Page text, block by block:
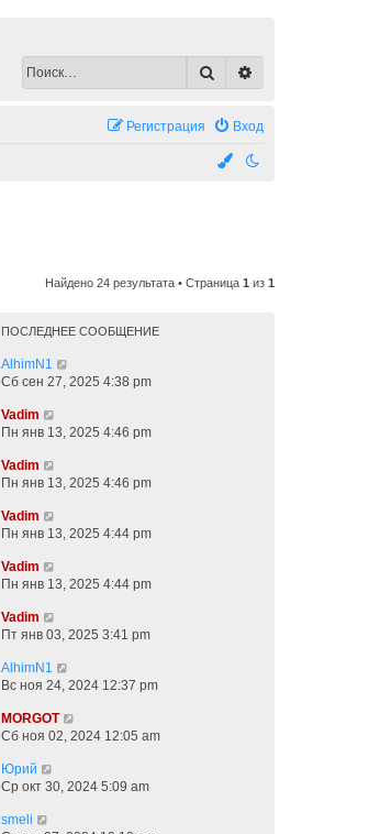
Поиск
Вход
Регистрация
Найдено 24 результата • Страница 1 из 1
ПОСЛЕДНЕЕ СООБЩЕНИЕ
AlhimN1
Сб сен 27, 2025 4:38 pm
Vadim
Пн янв 13, 2025 4:46 pm
Vadim
Пн янв 13, 2025 4:46 pm
Vadim
Пн янв 13, 2025 4:44 pm
Vadim
Пн янв 13, 2025 4:44 pm
Vadim
Пт янв 03, 2025 3:41 pm
AlhimN1
Вс ноя 24, 2024 12:37 pm
MORGOT
Сб ноя 02, 2024 12:05 am
Юрий
Ср окт 30, 2024 5:09 am
smeli